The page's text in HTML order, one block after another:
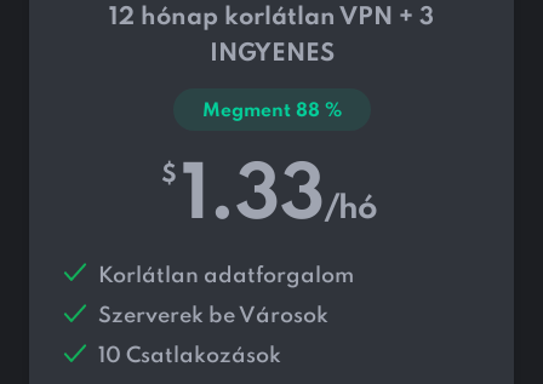
12 hónap korlátlan VPN + 3
INGYENES
Megment 88 %
$ 1.33/hó
Korlátlan adatforgalom
Szerverek be Városok
10 Csatlakozások